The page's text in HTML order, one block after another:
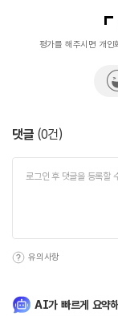
평가를 해주시면 개인
댓글 (0건)
유의사항
AI가 빠르게 요약